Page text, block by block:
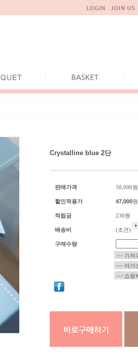
Crystalline blue 2단
판매가격 50,000원
할인적용가 47,000원
적립금 230원
배송비 (조건)
구매수량